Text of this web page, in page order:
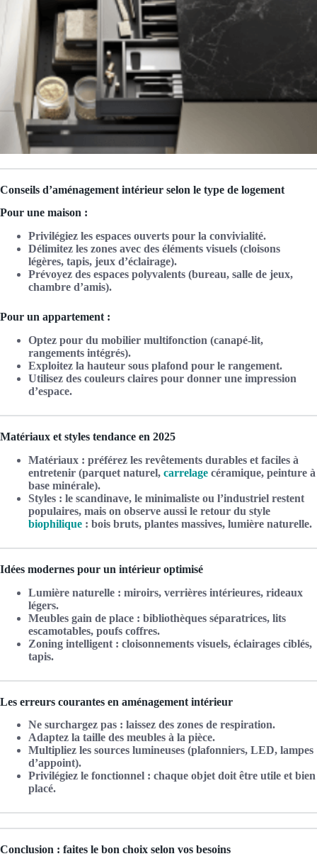
Conseils d’aménagement intérieur selon le type de logement
Pour une maison :
Privilégiez les espaces ouverts pour la convivialité.
Délimitez les zones avec des éléments visuels (cloisons
légères, tapis, jeux d’éclairage).
Prévoyez des espaces polyvalents (bureau, salle de jeux,
chambre d’amis).
Pour un appartement :
Optez pour du mobilier multifonction (canapé-lit,
rangements intégrés).
Exploitez la hauteur sous plafond pour le rangement.
Utilisez des couleurs claires pour donner une impression
d’espace.
Matériaux et styles tendance en 2025
Matériaux : préférez les revêtements durables et faciles à
entretenir (parquet naturel, carrelage céramique, peinture à
base minérale).
Styles : le scandinave, le minimaliste ou l’industriel restent
populaires, mais on observe aussi le retour du style
biophilique : bois bruts, plantes massives, lumière naturelle.
Idées modernes pour un intérieur optimisé
Lumière naturelle : miroirs, verrières intérieures, rideaux
légers.
Meubles gain de place : bibliothèques séparatrices, lits
escamotables, poufs coffres.
Zoning intelligent : cloisonnements visuels, éclairages ciblés,
tapis.
Les erreurs courantes en aménagement intérieur
Ne surchargez pas : laissez des zones de respiration.
Adaptez la taille des meubles à la pièce.
Multipliez les sources lumineuses (plafonniers, LED, lampes
d’appoint).
Privilégiez le fonctionnel : chaque objet doit être utile et bien
placé.
Conclusion : faites le bon choix selon vos besoins